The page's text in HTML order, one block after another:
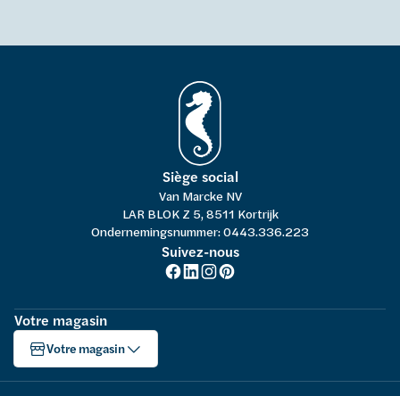
Siège social
Van Marcke NV
LAR BLOK Z 5, 8511 Kortrijk
Ondernemingsnummer: 0443.336.223
Suivez-nous
Votre magasin
Votre magasin